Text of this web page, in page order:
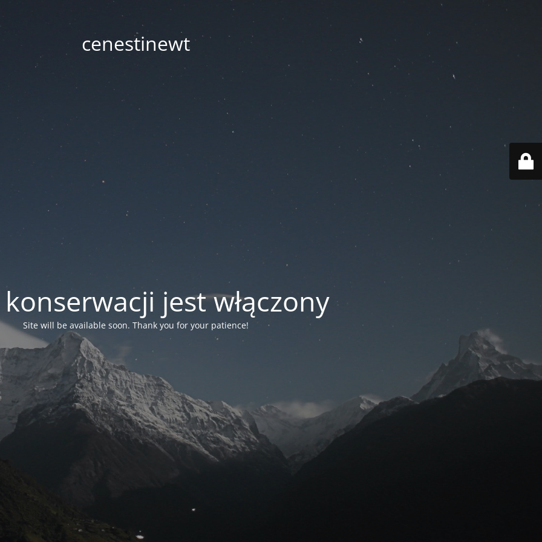
cenestinewt
jest włączony
Site will be available soon. Thank you for your patience!